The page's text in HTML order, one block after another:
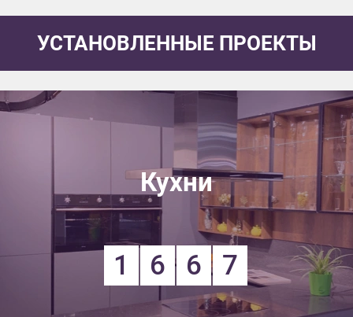
УСТАНОВЛЕННЫЕ ПРОЕКТЫ
Кухни
1 6 6 7